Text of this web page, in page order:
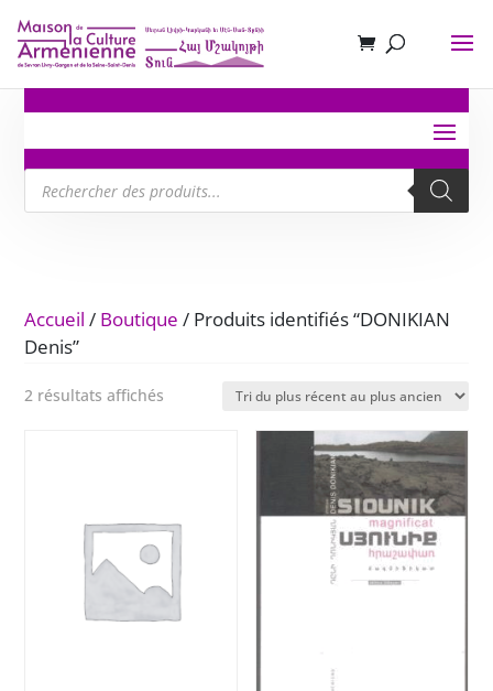
Recherche
de
produits
Accueil / Boutique / Produits identifiés “DONIKIAN
Denis”
2 résultats affichés
plus